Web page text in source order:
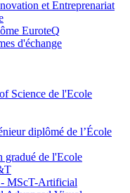
et Entreprenariat
EuroteQ
d'échange
Science de l'Ecole
diplômé de l’École
gradué de l'Ecole
MScT-Artificial